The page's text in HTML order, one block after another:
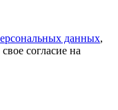
данных,
согласие на